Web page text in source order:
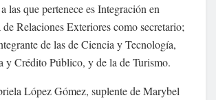
las que pertenece es Integración en
Relaciones Exteriores como secretario;
de las de Ciencia y Tecnología,
y Crédito Público, y de la de Turismo.
López Gómez, suplente de Marybel